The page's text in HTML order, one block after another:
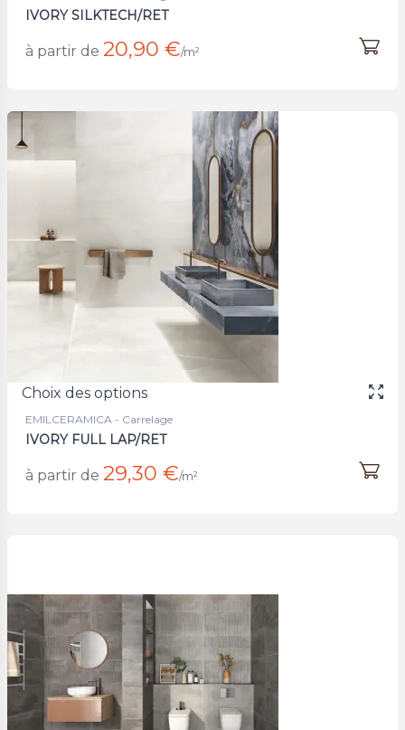
IVORY SILKTECH/RET
à partir de 20,90 €/m²
Choix des options
EMILCERAMICA - Carrelage
IVORY FULL LAP/RET
à partir de 29,30 €/m²